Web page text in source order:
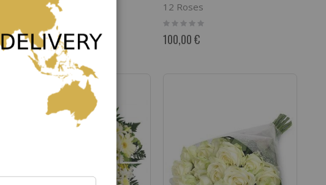
True Love
0%
100,00 €
12 Roses
Rating:
0%
100,00 €